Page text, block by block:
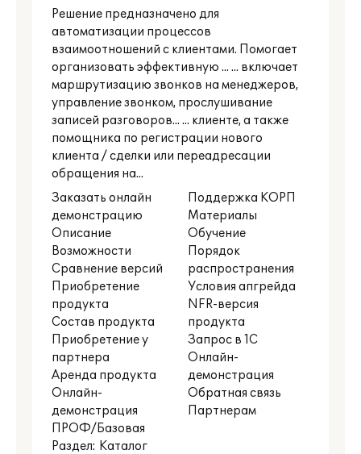
Решение предназначено для
автоматизации процессов
взаимоотношений с клиентами. Помогает
организовать эффективную ... ... включает
маршрутизацию звонков на менеджеров,
управление звонком, прослушивание
записей разговоров... ... клиенте, а также
помощника по регистрации нового
клиента / сделки или переадресации
обращения на...
Заказать онлайн
демонстрацию
Описание
Возможности
Сравнение версий
Приобретение
продукта
Состав продукта
Приобретение у
партнера
Аренда продукта
Онлайн-
демонстрация
ПРОФ/Базовая
Поддержка КОРП
Материалы
Обучение
Порядок
распространения
Условия апгрейда
NFR-версия
продукта
Запрос в 1С
Онлайн-
демонстрация
Обратная связь
Партнерам
Раздел: Каталог